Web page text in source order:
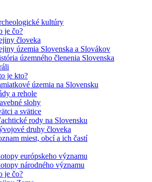
kultúry
je čo?
človeka
územia Slovenska a Slovákov
územného členenia Slovenska
je kto?
územia na Slovensku
a rehole
slohy
a svätice
rody na Slovensku
druhy človeka
miest, obcí a ich častí
európskeho významu
národného významu
je čo?